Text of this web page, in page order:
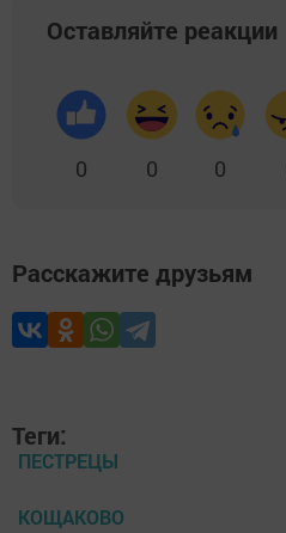
Оставляйте реакции
0 0 0
Расскажите друзьям
Теги:
ПЕСТРЕЦЫ
КОЩАКОВО